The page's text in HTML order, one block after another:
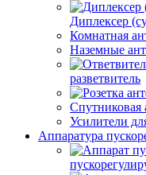
Диплексер
Комнатная
Наземные
разветвитель
Спутниковая
Усилители
Аппаратура